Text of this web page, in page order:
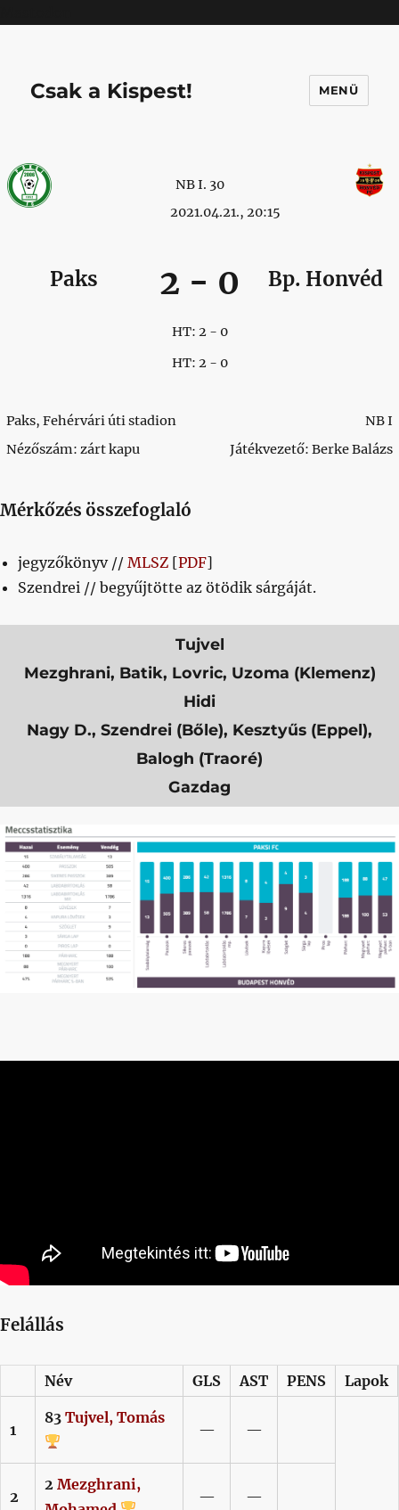
Csak a Kispest! MENÜ
NB I. 30
2021.04.21., 20:15
Paks 2 - 0 Bp. Honvéd
HT: 2 - 0
HT: 2 - 0
Paks, Fehérvári úti stadion
Nézőszám: zárt kapu
NB I
Játékvezető: Berke Balázs
Mérkőzés összefoglaló
jegyzőkönyv // MLSZ [PDF]
Szendrei // begyűjtötte az ötödik sárgáját.
Tujvel
Mezghrani, Batik, Lovric, Uzoma (Klemenz)
Hidi
Nagy D., Szendrei (Bőle), Kesztyűs (Eppel),
Balogh (Traoré)
Gazdag
Felállás
Név GLS AST PENS Lapok
1
83 Tujvel, Tomás
— —
2
2 Mezghrani,
— —